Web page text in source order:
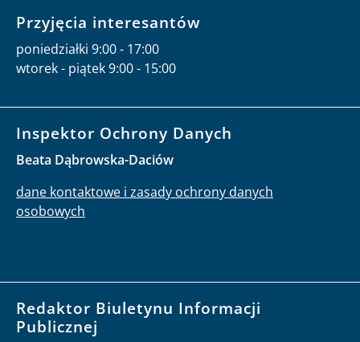
Przyjęcia interesantów
poniedziałki 9:00 - 17:00
wtorek - piątek 9:00 - 15:00
Inspektor Ochrony Danych
Beata Dąbrowska-Daciów
dane kontaktowe i zasady ochrony danych
osobowych
Redaktor Biuletynu Informacji
Publicznej